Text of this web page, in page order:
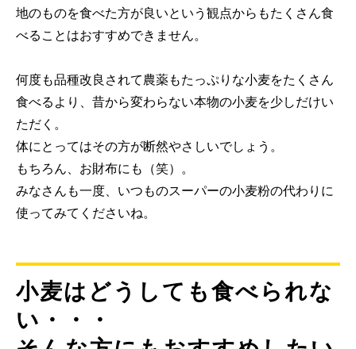
地のものを食べた方が良いという観点からもたくさん食
べることはおすすめできません。
何度も品種改良されて農薬もたっぷりな小麦をたくさん
食べるより、昔から変わらない本物の小麦を少しだけい
ただく。
体にとってはその方が断然やさしいでしょう。
もちろん、お財布にも（笑）。
みなさんも一度、いつものスーパーの小麦粉の代わりに
使ってみてくださいね。
小麦はどうしても食べられな
い・・・